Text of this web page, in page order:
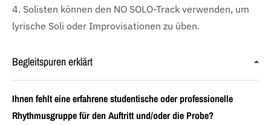
4. Solisten können den NO SOLO-Track verwenden, um
lyrische Soli oder Improvisationen zu üben.
Begleitspuren erklärt
Ihnen fehlt eine erfahrene studentische oder professionelle
Rhythmusgruppe für den Auftritt und/oder die Probe?